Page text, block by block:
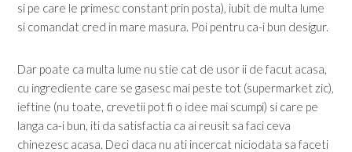
si pe care le primesc constant prin posta), iubit de multa lume
si comandat cred in mare masura. Poi pentru ca-i bun desigur.
Dar poate ca multa lume nu stie cat de usor ii de facut acasa,
cu ingrediente care se gasesc mai peste tot (supermarket zic),
ieftine (nu toate, crevetii pot fi o idee mai scumpi) si care pe
langa ca-i bun, iti da satisfactia ca ai reusit sa faci ceva
chinezesc acasa. Deci daca nu ati incercat niciodata sa faceti